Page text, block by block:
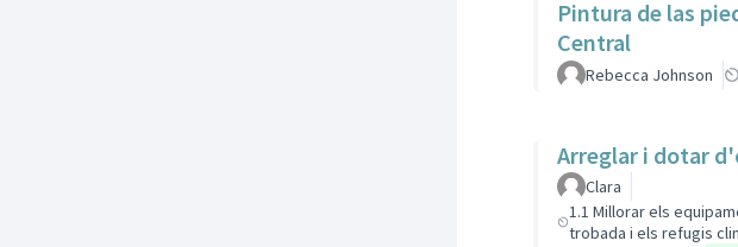
Pintura de las
Central
Rebecca Johnson
Arreglar i dotar
Clara
1.1 Millorar els
trobada i els refugis